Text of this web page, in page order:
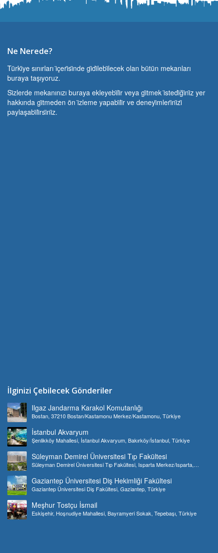
Ne Nerede?
Türki̇ye sınırları i̇çeri̇si̇nde gi̇di̇lebi̇lecek olan bütün mekanları
buraya taşıyoruz.
Si̇zlerde mekanınızı buraya ekleyebi̇li̇r veya gi̇tmek i̇stedi̇ği̇ni̇z yer
hakkında gi̇tmeden ön i̇zleme yapabi̇li̇r ve deneyi̇mleri̇ni̇zi̇
paylaşabi̇li̇rsi̇ni̇z.
İlginizi Çebilecek Gönderiler
Ilgaz Jandarma Karakol Komutanlığı
Bostan, 37210 Bostan/Kastamonu Merkez/Kastamonu, Türkiye
İstanbul Akvaryum
Şenlikköy Mahallesi, İstanbul Akvaryum, Bakırköy/İstanbul, Türkiye
Süleyman Demirel Üniversitesi Tıp Fakültesi
Süleyman Demirel Üniversitesi Tıp Fakültesi, Isparta Merkez/Isparta,
Gaziantep Üniversitesi Diş Hekimliği Fakültesi
Gaziantep Üniversitesi Diş Fakültesi, Gaziantep, Türkiye
Meşhur Tostçu İsmail
Eskişehir, Hoşnudiye Mahallesi, Bayramyeri Sokak, Tepebaşı, Türkiye